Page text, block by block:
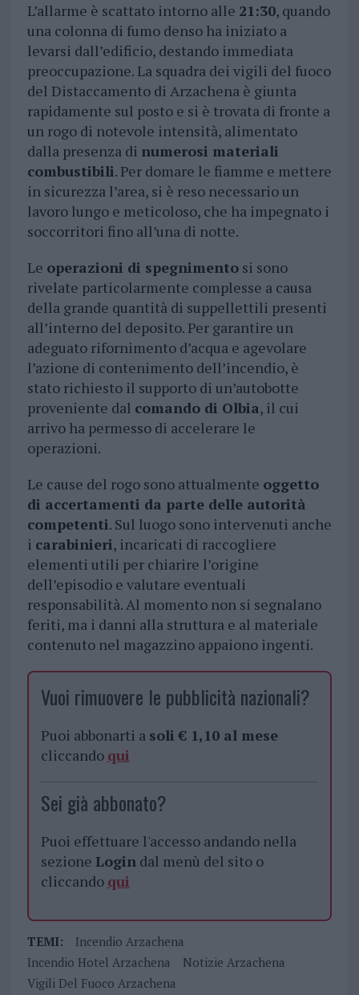
L’allarme è scattato intorno alle 21:30, quando
una colonna di fumo denso ha iniziato a
levarsi dall’edificio, destando immediata
preoccupazione. La squadra dei vigili del fuoco
del Distaccamento di Arzachena è giunta
rapidamente sul posto e si è trovata di fronte a
un rogo di notevole intensità, alimentato
dalla presenza di numerosi materiali
combustibili. Per domare le fiamme e mettere
in sicurezza l’area, si è reso necessario un
lavoro lungo e meticoloso, che ha impegnato i
soccorritori fino all’una di notte.
Le operazioni di spegnimentosi sono
rivelate particolarmente complesse a causa
della grande quantità di suppellettili presenti
all’interno del deposito. Per garantire un
adeguato rifornimento d’acqua e agevolare
l’azione di contenimento dell’incendio, è
stato richiesto il supporto di un’autobotte
proveniente dal comando di Olbia, il cui
arrivo ha permesso di accelerare le
operazioni.
Le cause del rogo sono attualmente oggetto
di accertamenti da parte delle autorità
competenti. Sul luogo sono intervenuti anche
i carabinieri, incaricati di raccogliere
elementi utili per chiarire l’origine
dell’episodio e valutare eventuali
responsabilità. Al momento non si segnalano
feriti, ma i danni alla struttura e al materiale
contenuto nel magazzino appaiono ingenti.
Vuoi rimuovere le pubblicità nazionali?
Puoi abbonarti a soli € 1,10 al mese
cliccando qui
Sei già abbonato?
Puoi effettuare l'accesso andando nella
sezione Logindal menù del sito o
cliccando qui
TEMI:
Incendio Arzachena
Incendio Hotel Arzachena
Notizie Arzachena
Vigili Del Fuoco Arzachena